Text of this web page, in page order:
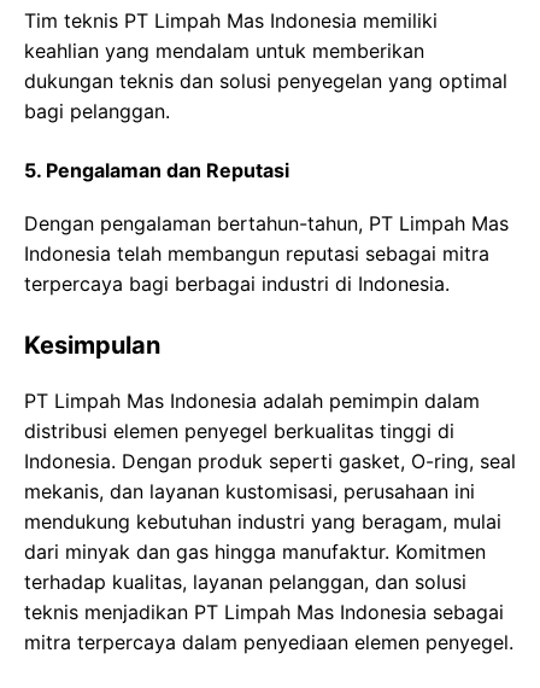
Tim teknis PT Limpah Mas Indonesia memiliki
keahlian yang mendalam untuk memberikan
dukungan teknis dan solusi penyegelan yang optimal
bagi pelanggan.
5. Pengalaman dan Reputasi
Dengan pengalaman bertahun-tahun, PT Limpah Mas
Indonesia telah membangun reputasi sebagai mitra
terpercaya bagi berbagai industri di Indonesia.
Kesimpulan
PT Limpah Mas Indonesia adalah pemimpin dalam
distribusi elemen penyegel berkualitas tinggi di
Indonesia. Dengan produk seperti gasket, O-ring, seal
mekanis, dan layanan kustomisasi, perusahaan ini
mendukung kebutuhan industri yang beragam, mulai
dari minyak dan gas hingga manufaktur. Komitmen
terhadap kualitas, layanan pelanggan, dan solusi
teknis menjadikan PT Limpah Mas Indonesia sebagai
mitra terpercaya dalam penyediaan elemen penyegel.